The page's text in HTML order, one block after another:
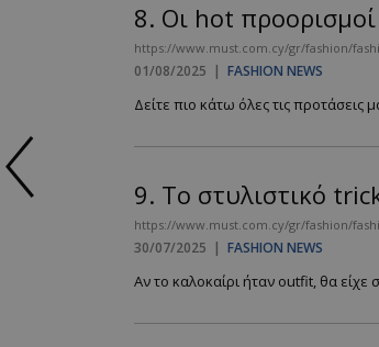
8. Οι hot προορισμοί
https://www.must.com.cy/gr/fashion/
01/08/2025 | FASHION NEWS
Δείτε πιο κάτω όλες τις προτάσεις
9. To στυλιστικό
https://www.must.com.cy/gr/fashion/
30/07/2025 | FASHION NEWS
Αν το καλοκαίρι ήταν outfit, θα